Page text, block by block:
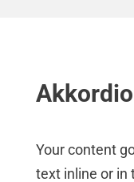
Your content
text inline or in